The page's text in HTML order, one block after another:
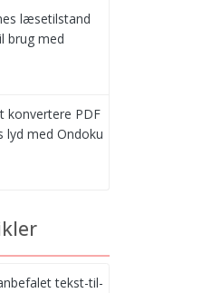
læsetilstand
brug med
konvertere PDF
lyd med Ondoku
tekst-til-